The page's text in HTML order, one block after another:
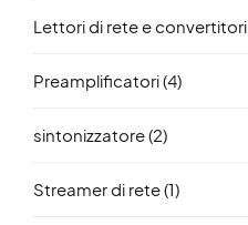
Lettori di rete e convertitori
Preamplificatori(4)
sintonizzatore(2)
Streamer di rete(1)